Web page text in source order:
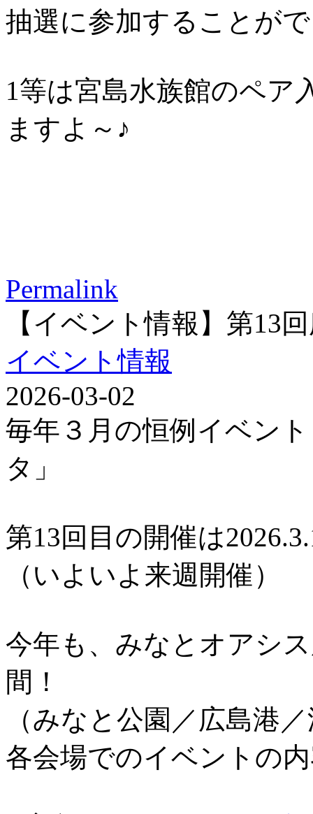
抽選に参加することが
1等は宮島水族館のペア
ますよ～♪
Permalink
【イベント情報】第13
イベント情報
2026-03-02
毎年３月の恒例イベン
タ」
第13回目の開催は
（いよいよ来週開催）
今年も、みなとオアシ
間！
（みなと公園／広島港
各会場でのイベントの